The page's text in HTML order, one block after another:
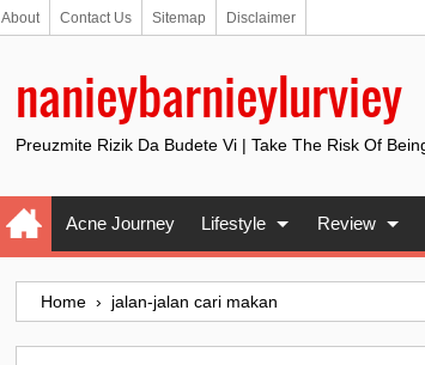
About Contact Us Sitemap Disclaimer
nanieybarnieylurviey
Preuzmite Rizik Da Budete Vi | Take The Risk Of
Acne Journey Lifestyle Review
Home › jalan-jalan cari makan